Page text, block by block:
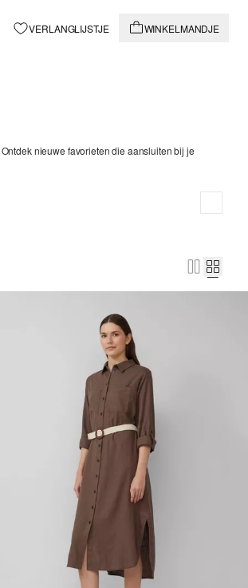
VERLANGLIJSTJE WINKELMANDJE
nieuwe favorieten die aansluiten bij je